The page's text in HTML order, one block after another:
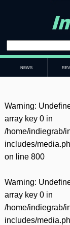
NEWS
Warning:
array key 0 in
/home/indiegrab/
includes/
on line 800
Warning:
array key 0 in
/home/indiegrab/
includes/